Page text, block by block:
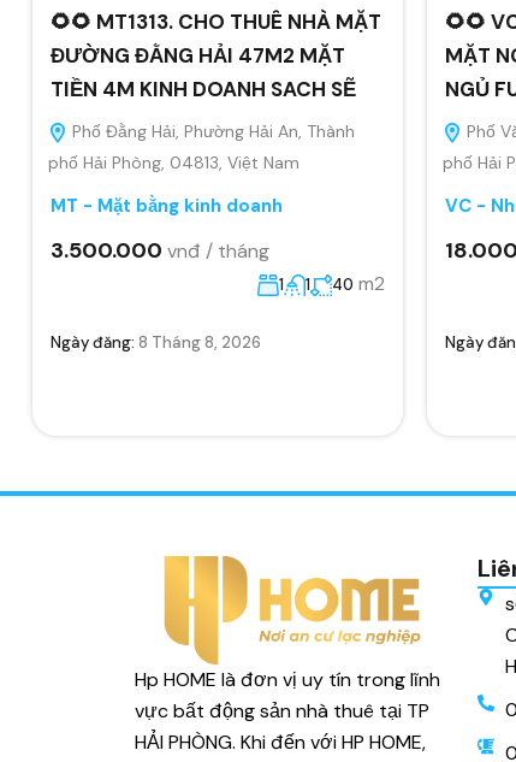
🌻🌻 MT1313. CHO THUÊ NHÀ MẶT
ĐƯỜNG ĐẰNG HẢI 47M2 MẶT
TIỀN 4M KINH DOANH SACH SẼ
Phố Đằng Hải, Phường Hải An, Thành
phố Hải Phòng, 04813, Việt Nam
MT - Mặt bằng kinh doanh
3.500.000 vnđ / tháng
1 1 40 m2
Ngày đăng: 8 Tháng 8, 2026
🌻🌻
MẶT
NGỦ
Phố
phố Hải
VC -
Ngày
Hp HOME là đơn vị uy tín trong lĩnh
vực bất động sản nhà thuê tại TP
HẢI PHÒNG. Khi đến với HP HOME,